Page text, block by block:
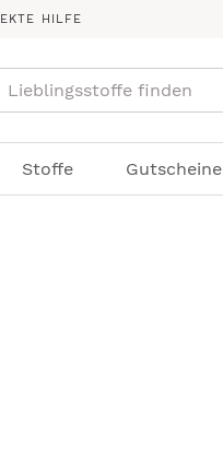
HILFE
Stoffe Gutscheine